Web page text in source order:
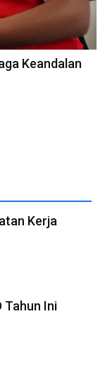
Keandalan
Kerja
Tahun Ini